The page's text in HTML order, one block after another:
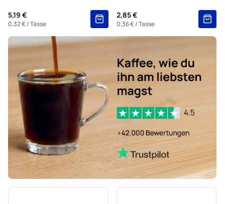
Kaffekapslen für Senseo®
5,19 €
0,32 €/ Tasse
2,85 €
0,36 €/ Tasse